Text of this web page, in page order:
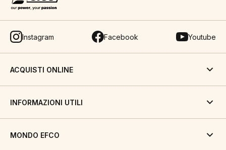
Instagram Facebook Youtube
ACQUISTI ONLINE
INFORMAZIONI UTILI
MONDO EFCO